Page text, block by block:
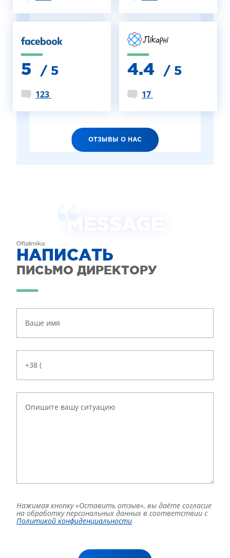
5 / 5
123
4.4 / 5
17
ОТЗЫВЫ О НАС
НАПИСАТЬ
ПИСЬМО ДИРЕКТОРУ
Нажимая кнопку «Оставить отзыв», вы даёте согласие
на обработку персональных данных в соответствии с
Политикой конфиденциальности